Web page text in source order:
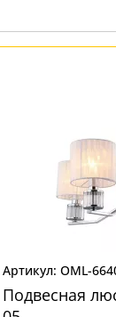
OML-
Подвесная